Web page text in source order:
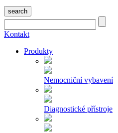
search
Kontakt
Produkty
Nemocniční vybavení
Diagnostické přístroje